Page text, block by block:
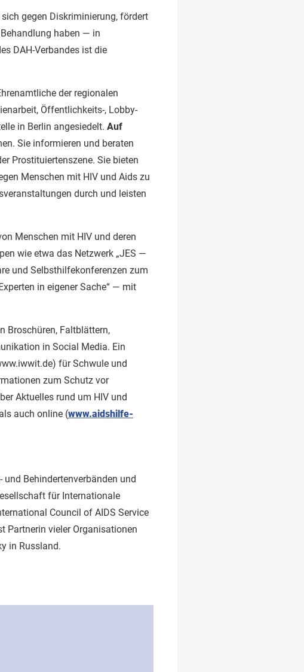
gegen Diskriminierung, fördert
haben — in
DAH-Verbandes ist die
der regionalen
Öffentlichkeits-, Lobby-
in Berlin angesiedelt. Auf
Sie informieren und beraten
Prostituiertenszene. Sie bieten
Menschen mit HIV und Aids zu
durch und leisten
Menschen mit HIV und deren
wie etwa das Netzwerk „JES —
und Selbsthilfekonferenzen zum
in eigener Sache“ — mit
Broschüren, Faltblättern,
in Social Media. Ein
für Schwule und
zum Schutz vor
Aktuelles rund um HIV und
auch online (www.aidshilfe-
Behindertenverbänden und
für Internationale
Council of AIDS Service
Partnerin vieler Organisationen
in Russland.